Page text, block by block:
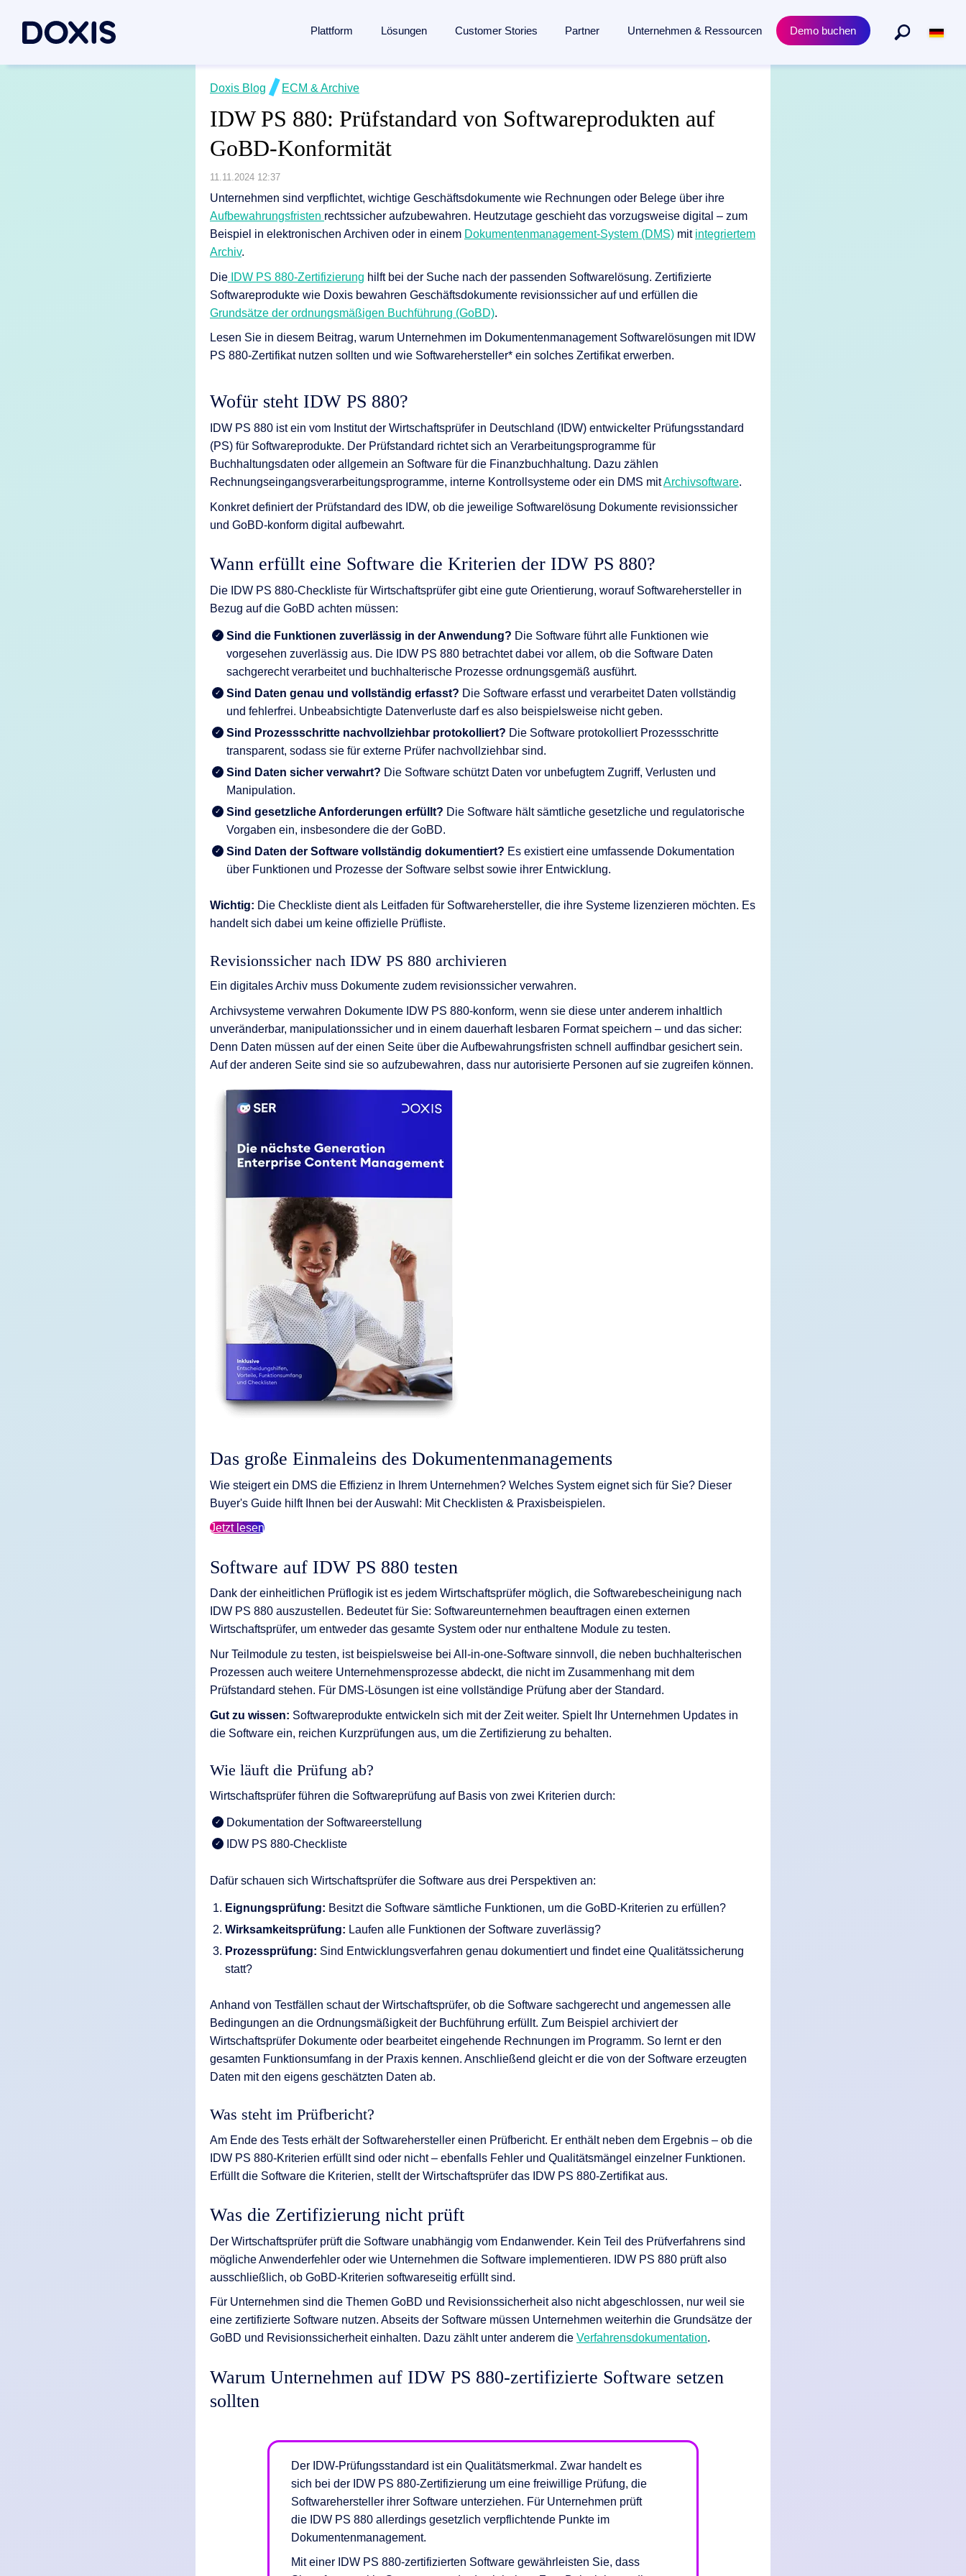
Plattform
Doxis Intelligent Content Automation
Von der Erfassung bis zur Archivierung: Eine KI-gestützte Plattform für den gesamten Dokumentenlebenszyklus.
Plattform entdecken →
Dokumentenmanagement
Dokumentenverarbeitung
Dokumentenautomatisierung mit SAP
Integrationen
Deployment & Services
Lösungen
Use Cases
Dokumenten­management
Rechnungseingang
Vertragsmanagement
Posteingang
Archivierung
Alle Lösungen
Fertigungsindustrie
Logistik
Gesundheitswesen
Personalmanagement
Customer Stories Partner
Partner finden
Partner Portal
Unternehmen & Ressourcen
Über Doxis
Über uns
Management
Soziales Engagement
Standorte
Verbände und Mitgliedschaften
Karriere
Blog
Ressourcen
Events
The Enterprise Content Show
Academy Trainings
Demo buchen
Doxis Blog ECM & Archive
IDW PS 880: Prüfstandard von Softwareprodukten auf
GoBD-Konformität
11.11.2024 12:37
Unternehmen sind verpflichtet, wichtige Geschäftsdokumente wie Rechnungen oder Belege über ihre
Aufbewahrungsfristen rechtssicher aufzubewahren. Heutzutage geschieht das vorzugsweise digital – zum
Beispiel in elektronischen Archiven oder in einem Dokumentenmanagement-System (DMS) mit integriertem
Archiv.
Die IDW PS 880-Zertifizierung hilft bei der Suche nach der passenden Softwarelösung. Zertifizierte
Softwareprodukte wie Doxis bewahren Geschäftsdokumente revisionssicher auf und erfüllen die
Grundsätze der ordnungsmäßigen Buchführung (GoBD).
Lesen Sie in diesem Beitrag, warum Unternehmen im Dokumentenmanagement Softwarelösungen mit IDW
PS 880-Zertifikat nutzen sollten und wie Softwarehersteller* ein solches Zertifikat erwerben.
Wofür steht IDW PS 880?
IDW PS 880 ist ein vom Institut der Wirtschaftsprüfer in Deutschland (IDW) entwickelter Prüfungsstandard
(PS) für Softwareprodukte. Der Prüfstandard richtet sich an Verarbeitungsprogramme für
Buchhaltungsdaten oder allgemein an Software für die Finanzbuchhaltung. Dazu zählen
Rechnungseingangsverarbeitungsprogramme, interne Kontrollsysteme oder ein DMS mitArchivsoftware.
Konkret definiert der Prüfstandard des IDW, ob die jeweilige Softwarelösung Dokumente revisionssicher
und GoBD-konform digital aufbewahrt.
Wann erfüllt eine Software die Kriterien der IDW PS 880?
Die IDW PS 880-Checkliste für Wirtschaftsprüfer gibt eine gute Orientierung, worauf Softwarehersteller in
Bezug auf die GoBD achten müssen:
Sind die Funktionen zuverlässig in der Anwendung? Die Software führt alle Funktionen wie
vorgesehen zuverlässig aus. Die IDW PS 880 betrachtet dabei vor allem, ob die Software Daten
sachgerecht verarbeitet und buchhalterische Prozesse ordnungsgemäß ausführt.
Sind Daten genau und vollständig erfasst? Die Software erfasst und verarbeitet Daten vollständig
und fehlerfrei. Unbeabsichtigte Datenverluste darf es also beispielsweise nicht geben.
Sind Prozessschritte nachvollziehbar protokolliert? Die Software protokolliert Prozessschritte
transparent, sodass sie für externe Prüfer nachvollziehbar sind.
Sind Daten sicher verwahrt? Die Software schützt Daten vor unbefugtem Zugriff, Verlusten und
Manipulation.
Sind gesetzliche Anforderungen erfüllt? Die Software hält sämtliche gesetzliche und regulatorische
Vorgaben ein, insbesondere die der GoBD.
Sind Daten der Software vollständig dokumentiert? Es existiert eine umfassende Dokumentation
über Funktionen und Prozesse der Software selbst sowie ihrer Entwicklung.
Wichtig: Die Checkliste dient als Leitfaden für Softwarehersteller, die ihre Systeme lizenzieren möchten. Es
handelt sich dabei um keine offizielle Prüfliste.
Revisionssicher nach IDW PS 880 archivieren
Ein digitales Archiv muss Dokumente zudem revisionssicher verwahren.
Archivsysteme verwahren Dokumente IDW PS 880-konform, wenn sie diese unter anderem inhaltlich
unveränderbar, manipulationssicher und in einem dauerhaft lesbaren Format speichern – und das sicher:
Denn Daten müssen auf der einen Seite über die Aufbewahrungsfristen schnell auffindbar gesichert sein.
Auf der anderen Seite sind sie so aufzubewahren, dass nur autorisierte Personen auf sie zugreifen können.
Das große Einmaleins des Dokumentenmanagements
Wie steigert ein DMS die Effizienz in Ihrem Unternehmen? Welches System eignet sich für Sie? Dieser
Buyer's Guide hilft Ihnen bei der Auswahl: Mit Checklisten & Praxisbeispielen.
Jetzt lesen
Software auf IDW PS 880 testen
Dank der einheitlichen Prüflogik ist es jedem Wirtschaftsprüfer möglich, die Softwarebescheinigung nach
IDW PS 880 auszustellen. Bedeutet für Sie: Softwareunternehmen beauftragen einen externen
Wirtschaftsprüfer, um entweder das gesamte System oder nur enthaltene Module zu testen.
Nur Teilmodule zu testen, ist beispielsweise bei All-in-one-Software sinnvoll, die neben buchhalterischen
Prozessen auch weitere Unternehmensprozesse abdeckt, die nicht im Zusammenhang mit dem
Prüfstandard stehen. Für DMS-Lösungen ist eine vollständige Prüfung aber der Standard.
Gut zu wissen: Softwareprodukte entwickeln sich mit der Zeit weiter. Spielt Ihr Unternehmen Updates in
die Software ein, reichen Kurzprüfungen aus, um die Zertifizierung zu behalten.
Wie läuft die Prüfung ab?
Wirtschaftsprüfer führen die Softwareprüfung auf Basis von zwei Kriterien durch:
Dokumentation der Softwareerstellung
IDW PS 880-Checkliste
Dafür schauen sich Wirtschaftsprüfer die Software aus drei Perspektiven an:
Eignungsprüfung: Besitzt die Software sämtliche Funktionen, um die GoBD-Kriterien zu erfüllen?
Wirksamkeitsprüfung: Laufen alle Funktionen der Software zuverlässig?
Prozessprüfung: Sind Entwicklungsverfahren genau dokumentiert und findet eine Qualitätssicherung
statt?
Anhand von Testfällen schaut der Wirtschaftsprüfer, ob die Software sachgerecht und angemessen alle
Bedingungen an die Ordnungsmäßigkeit der Buchführung erfüllt. Zum Beispiel archiviert der
Wirtschaftsprüfer Dokumente oder bearbeitet eingehende Rechnungen im Programm. So lernt er den
gesamten Funktionsumfang in der Praxis kennen. Anschließend gleicht er die von der Software erzeugten
Daten mit den eigens geschätzten Daten ab.
Was steht im Prüfbericht?
Am Ende des Tests erhält der Softwarehersteller einen Prüfbericht. Er enthält neben dem Ergebnis – ob die
IDW PS 880-Kriterien erfüllt sind oder nicht – ebenfalls Fehler und Qualitätsmängel einzelner Funktionen.
Erfüllt die Software die Kriterien, stellt der Wirtschaftsprüfer das IDW PS 880-Zertifikat aus.
Was die Zertifizierung nicht prüft
Der Wirtschaftsprüfer prüft die Software unabhängig vom Endanwender. Kein Teil des Prüfverfahrens sind
mögliche Anwenderfehler oder wie Unternehmen die Software implementieren. IDW PS 880 prüft also
ausschließlich, ob GoBD-Kriterien softwareseitig erfüllt sind.
Für Unternehmen sind die Themen GoBD und Revisionssicherheit also nicht abgeschlossen, nur weil sie
eine zertifizierte Software nutzen. Abseits der Software müssen Unternehmen weiterhin die Grundsätze der
GoBD und Revisionssicherheit einhalten. Dazu zählt unter anderem die Verfahrensdokumentation.
Warum Unternehmen auf IDW PS 880-zertifizierte Software setzen
sollten
Der IDW-Prüfungsstandard ist ein Qualitätsmerkmal. Zwar handelt es
sich bei der IDW PS 880-Zertifizierung um eine freiwillige Prüfung, die
Softwarehersteller ihrer Software unterziehen. Für Unternehmen prüft
die IDW PS 880 allerdings gesetzlich verpflichtende Punkte im
Dokumentenmanagement.
Mit einer IDW PS 880-zertifizierten Software gewährleisten Sie, dass